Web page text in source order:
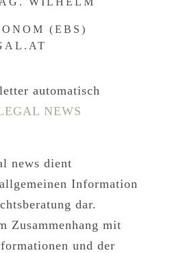
(EBS)
automatisch
NEWS
news dient
Information
dar.
Zusammenhang mit
und der